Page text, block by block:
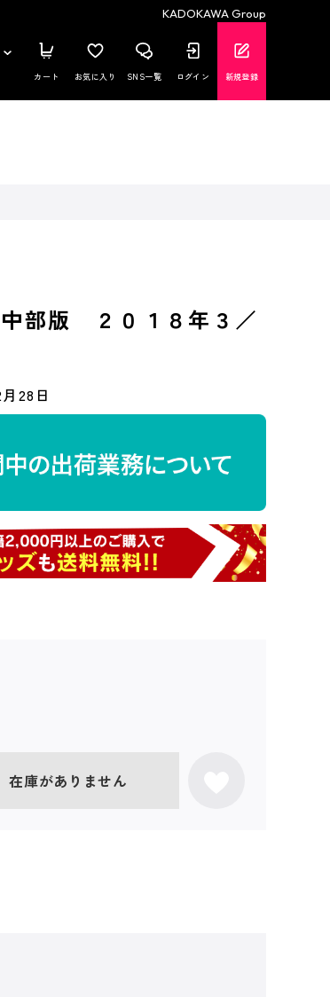
KADOKAWA Group
カート お気に入り SNS一覧 ログイン 新規登録
部版 ２０１８年３／
28日
在庫がありません